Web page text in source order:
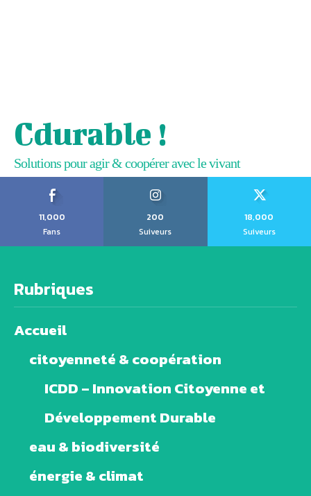
Cdurable !
Solutions pour agir & coopérer avec le vivant
11,000
Fans
200
Suiveurs
18,000
Suiveurs
Rubriques
Accueil
citoyenneté & coopération
ICDD – Innovation Citoyenne et
Développement Durable
eau & biodiversité
énergie & climat